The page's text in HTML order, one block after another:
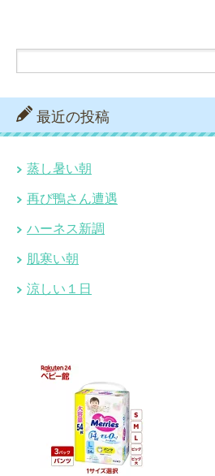
最近の投稿
蒸し暑い朝
再び鴨さん遭遇
ハーネス新調
肌寒い朝
涼しい１日